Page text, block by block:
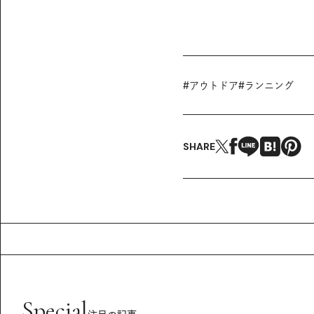
#アウトドア#ランニング
SHARE